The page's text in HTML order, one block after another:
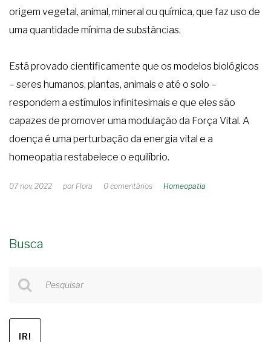
origem vegetal, animal, mineral ou química, que faz uso de
uma quantidade mínima de substâncias.⁣⁣
Está provado cientificamente que os modelos biológicos
– seres humanos, plantas, animais e até o solo –
respondem a estímulos infinitesimais e que eles são
capazes de promover uma modulação da Força Vital. A
doença é uma perturbação da energia vital e a
homeopatia restabelece o equilíbrio.
07 nov, 2022 por Flora 0 comentários Homeopatia
Busca
Pesquisar
IR!